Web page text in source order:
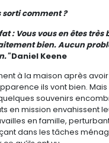
sorti comment ?
: Vous vous en êtes très
bien. Aucun
Daniel Keene
à la maison après
ils vont bien. Mais
souvenirs
en mission envahissent
en famille,
dans les tâches